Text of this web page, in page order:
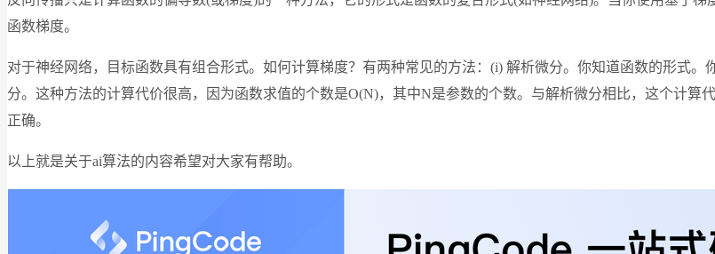
函数梯度。
对于神经网络，目标函数具有组合形式。如何计算梯度？有两种常见的方法：(i) 解析微分。你知道函数的形式
分。这种方法的计算代价很高，因为函数求值的个数是O(N)，其中N是参数的个数。与解析微分相比，这个计
正确。
以上就是关于ai算法的内容希望对大家有帮助。